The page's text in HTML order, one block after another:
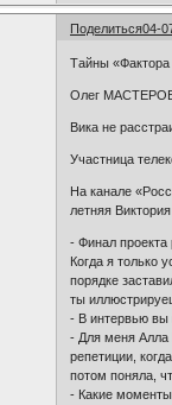
Поделиться04-
Тайны
Олег
Вика не
Участница
На канале
летняя
- Финал проекта
Когда я только
порядке
ты
- В интервью вы
- Для меня Алла
репетиции,
потом поняла,
- Какие